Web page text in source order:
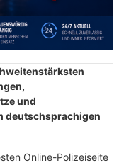
und
deutschsprachigen
Online-Polizeiseite